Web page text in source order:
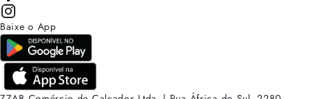
Baixe o App